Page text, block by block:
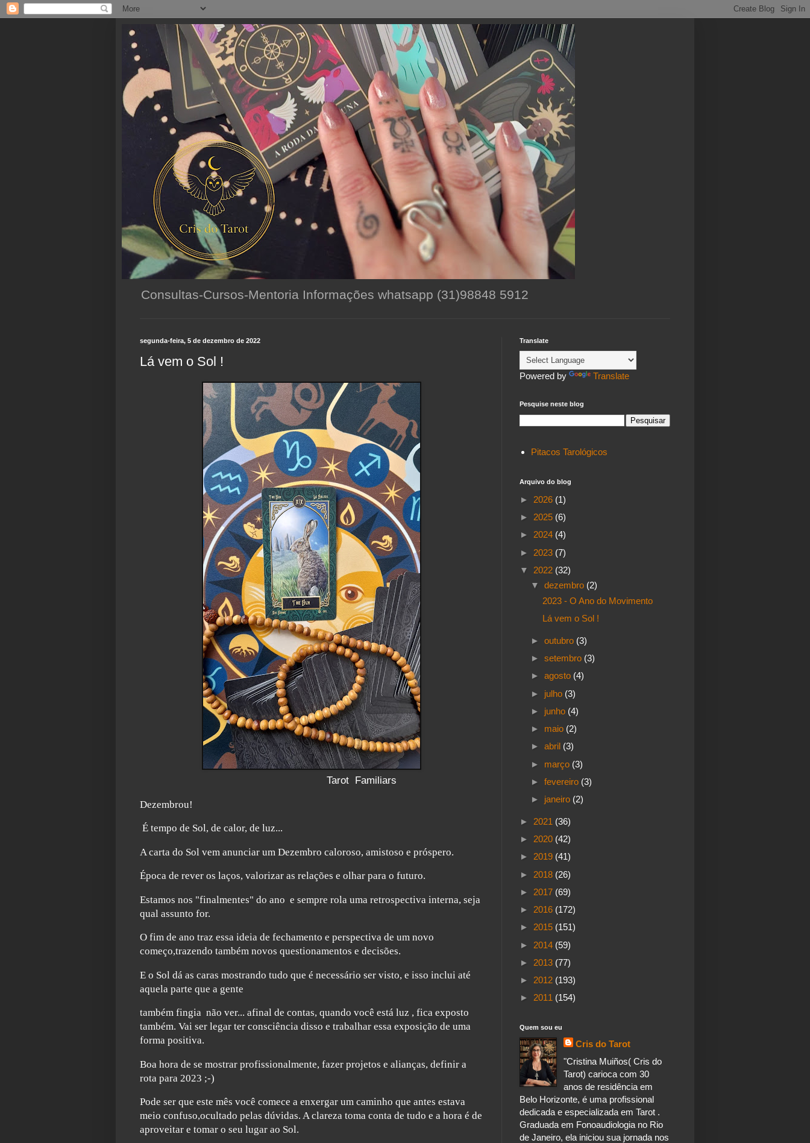
Consultas-Cursos-Mentoria Informações whatsapp (31)98848 5912
segunda-feira, 5 de dezembro de 2022
Lá vem o Sol !
Tarot Familiars
Dezembrou!
É tempo de Sol, de calor, de luz...
A carta do Sol vem anunciar um Dezembro caloroso, amistoso e próspero.
Época de rever os laços, valorizar as relações e olhar para o futuro.
Estamos nos "finalmentes" do ano e sempre rola uma retrospectiva interna, seja
qual assunto for.
O fim de ano traz essa ideia de fechamento e perspectiva de um novo
começo,trazendo também novos questionamentos e decisões.
E o Sol dá as caras mostrando tudo que é necessário ser visto, e isso inclui até
aquela parte que a gente
também fingia não ver... afinal de contas, quando você está luz , fica exposto
também. Vai ser legar ter consciência disso e trabalhar essa exposição de uma
forma positiva.
Boa hora de se mostrar profissionalmente, fazer projetos e alianças, definir a
rota para 2023 ;-)
Pode ser que este mês você comece a enxergar um caminho que antes estava
meio confuso,ocultado pelas dúvidas. A clareza toma conta de tudo e a hora é de
aproveitar e tomar o seu lugar ao Sol.
Translate
Powered by Translate
Pesquise neste blog
Pitacos Tarológicos
Arquivo do blog
► 2026 (1)
► 2025 (6)
► 2024 (4)
► 2023 (7)
▼ 2022 (32)
▼ dezembro (2)
2023 - O Ano do Movimento
Lá vem o Sol !
► outubro (3)
► setembro (3)
► agosto (4)
► julho (3)
► junho (4)
► maio (2)
► abril (3)
► março (3)
► fevereiro (3)
► janeiro (2)
► 2021 (36)
► 2020 (42)
► 2019 (41)
► 2018 (26)
► 2017 (69)
► 2016 (172)
► 2015 (151)
► 2014 (59)
► 2013 (77)
► 2012 (193)
► 2011 (154)
Quem sou eu
Cris do Tarot
"Cristina Muiños( Cris do
Tarot) carioca com 30
anos de residência em
Belo Horizonte, é uma profissional
dedicada e especializada em Tarot .
Graduada em Fonoaudiologia no Rio
de Janeiro, ela iniciou sua jornada nos